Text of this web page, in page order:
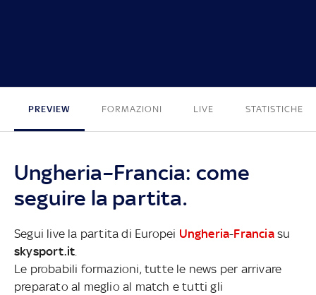
PREVIEW FORMAZIONI LIVE STATISTICHE
Ungheria–Francia: come
seguire la partita.
Segui live la partita di Europei Ungheria-Franciasu
skysport.it
Le probabili formazioni, tutte le news per arrivare
preparato al meglio al match e tutti gli